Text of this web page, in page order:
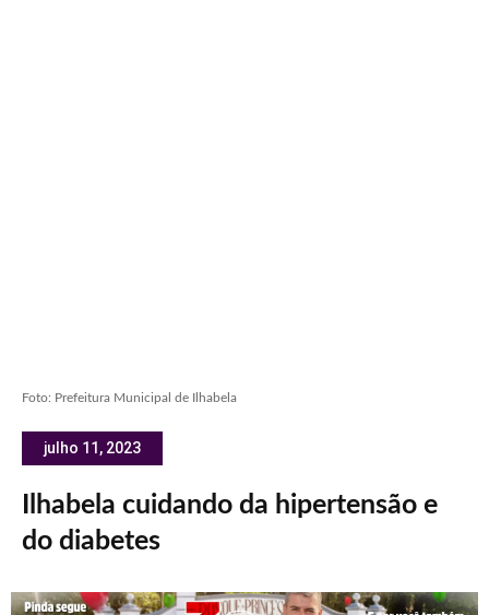
Foto: Prefeitura Municipal de Ilhabela
julho 11, 2023
Ilhabela cuidando da hipertensão e
do diabetes